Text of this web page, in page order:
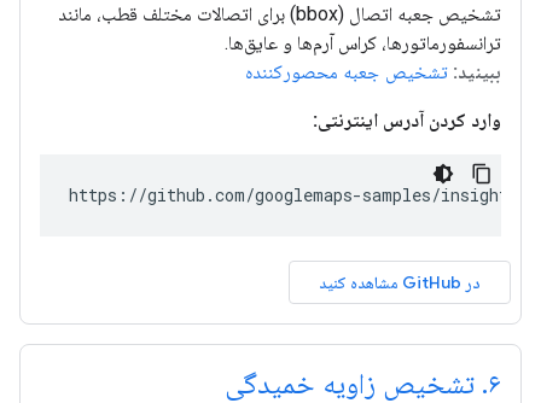
تشخیص جعبه اتصال (bbox) برای اتصالات مختلف قطب، مانند
ترانسفورماتورها، کراس آرم‌ها و عایق‌ها.
ببینید: تشخیص جعبه محصورکننده
وارد کردن آدرس اینترنتی:
https://github.com/googlemaps-samples/insights-
در GitHub مشاهده کنید
۶. تشخیص زاویه خمیدگی